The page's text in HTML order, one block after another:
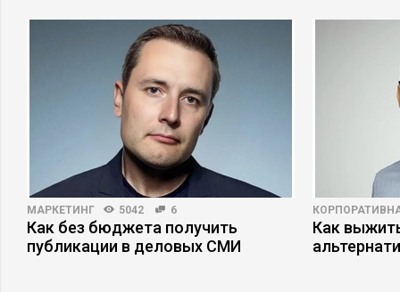
МАРКЕТИНГ 5042 6
Как без бюджета получить
публикации в деловых СМИ
Как